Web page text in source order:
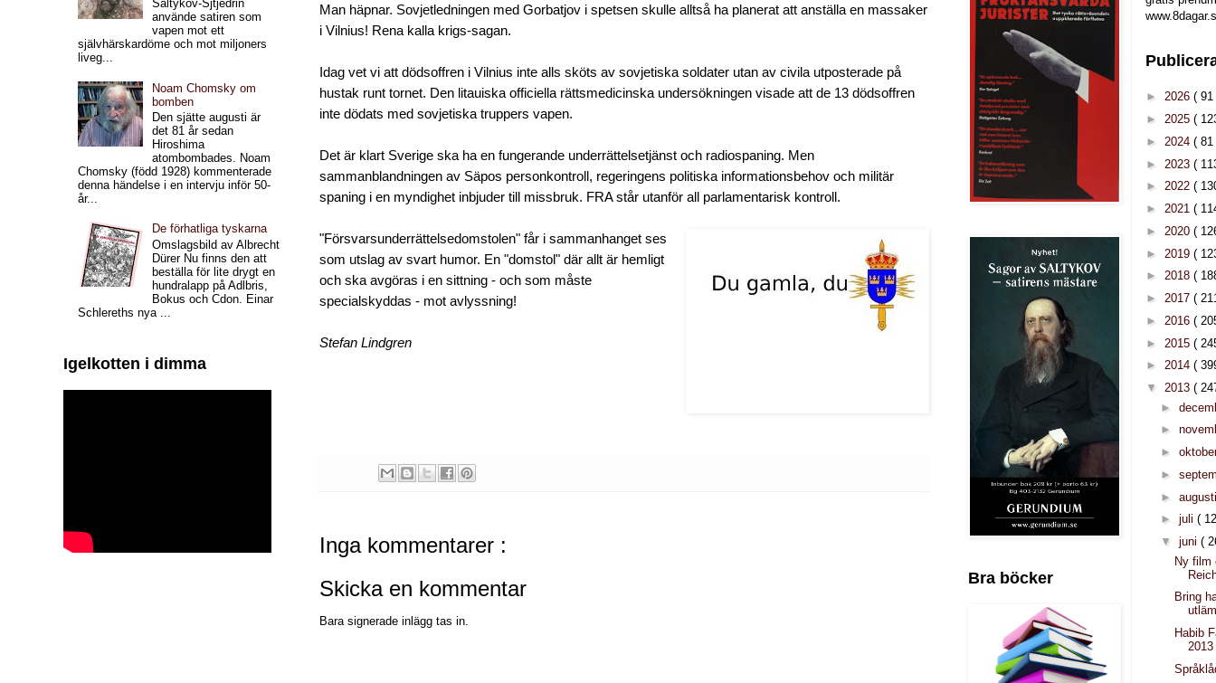
Man häpnar. Sovjetledningen med Gorbatjov i spetsen skulle alltså ha planerat att anställa en massaker
i Vilnius! Rena kalla krigs-sagan.
Idag vet vi att dödsoffren i Vilnius inte alls sköts av sovjetiska soldater utan av civila utposterade på
hustak runt tornet. Den litauiska officiella rättsmedicinska undersökningen visade att de 13 dödsoffren
inte dödats med sovjetiska truppers vapen.
Det är klart Sverige ska ha en fungerande underrättelsetjänst och radiospaning. Men
sammanblandningen av Säpos personkontroll, regeringens politiska informationsbehov och militär
spaning i en myndighet inbjuder till missbruk. FRA står utanför all parlamentarisk kontroll.
"Försvarsunderrättelsedomstolen" får i sammanhanget ses
som utslag av svart humor. En "domstol" där allt är hemligt
och ska avgöras i en sittning - och som måste
specialskyddas - mot avlyssning!
Stefan Lindgren
Inga kommentarer :
Skicka en kommentar
Bara signerade inlägg tas in.
Saltykov-Sjtjedrin
använde satiren som
vapen mot ett
självhärskardöme och mot miljoners
liveg...
Noam Chomsky om
bomben
Den sjätte augusti är
det 81 år sedan
Hiroshima
atombombades. Noam
Chomsky (född 1928) kommenterade
denna händelse i en intervju inför 50-
år...
De förhatliga tyskarna
Omslagsbild av Albrecht
Dürer Nu finns den att
beställa för lite drygt en
hundralapp på Adlbris,
Bokus och Cdon. Einar
Schlereths nya ...
Igelkotten i dimma
Bra böcker
► 2026 ( 91
► 2025 (
► 2024 ( 81
► 2023 (
► 2022 (
► 2021 (
► 2020 (
► 2019 (
► 2018 (
► 2017 (
► 2016 (
► 2015 (
► 2014 (
▼ 2013 (
►
►
►
►
►
► juli (
▼ juni (
Ny film
Bring
Habib
2013